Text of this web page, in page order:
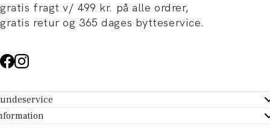
gratis fragt v/ 499 kr. på alle ordrer,
gratis retur og 365 dages bytteservice.
- Hjælpecenter
Tøjeksperten